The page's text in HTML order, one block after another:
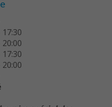
17:30
20:00
17:30
20:00